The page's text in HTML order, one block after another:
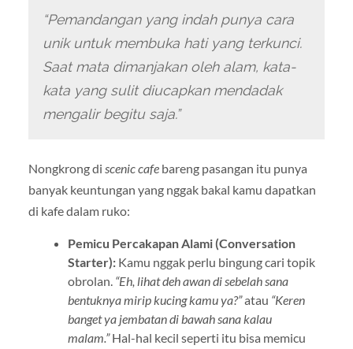
“Pemandangan yang indah punya cara
unik untuk membuka hati yang terkunci.
Saat mata dimanjakan oleh alam, kata-
kata yang sulit diucapkan mendadak
mengalir begitu saja.”
Nongkrong di scenic cafebareng pasangan itu punya
banyak keuntungan yang nggak bakal kamu dapatkan
di kafe dalam ruko:
Pemicu Percakapan Alami (Conversation
Starter):Kamu nggak perlu bingung cari topik
obrolan. “Eh, lihat deh awan di sebelah sana
bentuknya mirip kucing kamu ya?”atau “Keren
banget ya jembatan di bawah sana kalau
malam.”Hal-hal kecil seperti itu bisa memicu